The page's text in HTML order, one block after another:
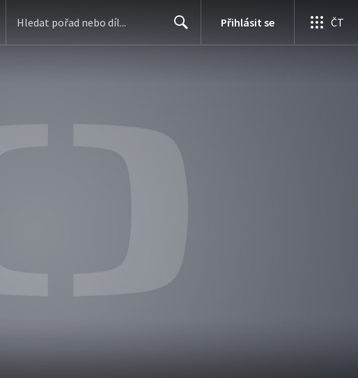
Přihlásit se ČT